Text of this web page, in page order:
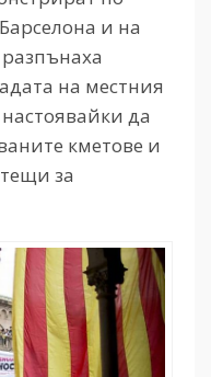
и на
на местния
да
кметове и
за